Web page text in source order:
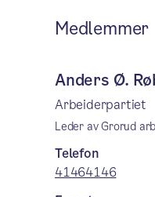
Medlemmer
Anders Ø.
Arbeiderpartiet
Leder av Grorud
Telefon
41464146